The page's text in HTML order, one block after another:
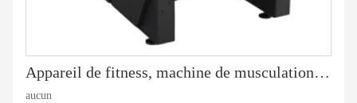
Appareil de fitness, machine de musculation, presse thoracique assise-PT-801
aucun